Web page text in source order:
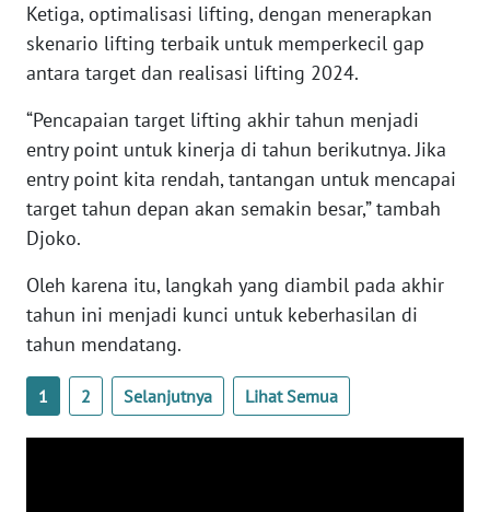
Ketiga, optimalisasi lifting, dengan menerapkan
skenario lifting terbaik untuk memperkecil gap
antara target dan realisasi lifting 2024.
“Pencapaian target lifting akhir tahun menjadi
entry point untuk kinerja di tahun berikutnya. Jika
entry point kita rendah, tantangan untuk mencapai
target tahun depan akan semakin besar,” tambah
Djoko.
Oleh karena itu, langkah yang diambil pada akhir
tahun ini menjadi kunci untuk keberhasilan di
tahun mendatang.
1 2 Selanjutnya Lihat Semua
SULTRA
WN
WN
SULTENG
WN
WN
BABEL
WN